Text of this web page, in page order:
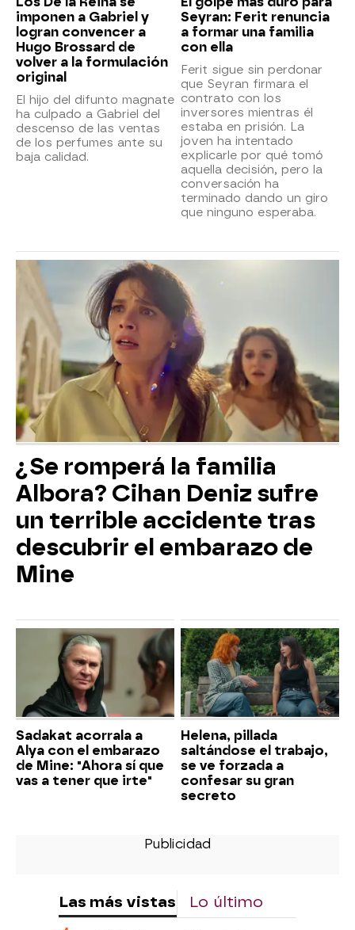
imponen a Gabriel y
logran convencer a
Hugo Brossard de
volver a la formulación
original
El hijo del difunto magnate
ha culpado a Gabriel del
descenso de las ventas
de los perfumes ante su
baja calidad.
Seyran: Ferit renuncia
a formar una familia
con ella
Ferit sigue sin perdonar
que Seyran firmara el
contrato con los
inversores mientras él
estaba en prisión. La
joven ha intentado
explicarle por qué tomó
aquella decisión, pero la
conversación ha
terminado dando un giro
que ninguno esperaba.
¿Se romperá la familia
Albora? Cihan Deniz sufre
un terrible accidente tras
descubrir el embarazo de
Mine
Sadakat acorrala a
Alya con el embarazo
de Mine: "Ahora sí que
vas a tener que irte"
Helena, pillada
saltándose el trabajo,
se ve forzada a
confesar su gran
secreto
Las más vistas Lo último